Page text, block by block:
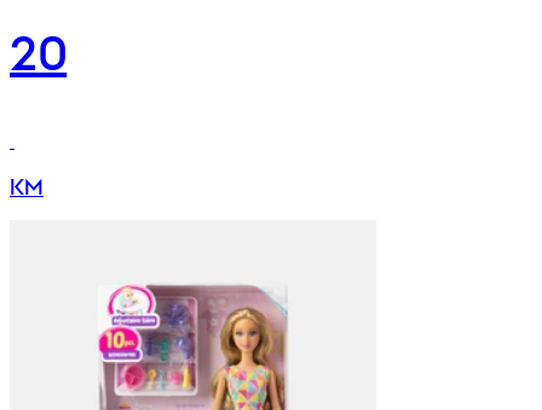
20
KM